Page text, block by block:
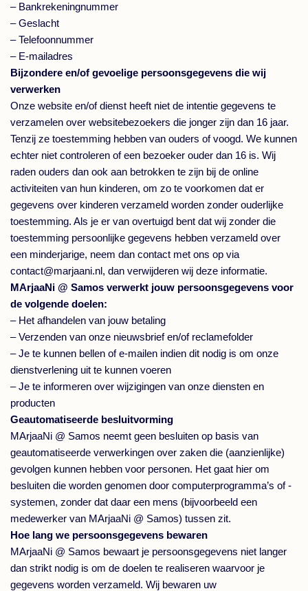
– Bankrekeningnummer
– Geslacht
– Telefoonnummer
– E-mailadres
Bijzondere en/of gevoelige persoonsgegevens die wij
verwerken
Onze website en/of dienst heeft niet de intentie gegevens te
verzamelen over websitebezoekers die jonger zijn dan 16 jaar.
Tenzij ze toestemming hebben van ouders of voogd. We kunnen
echter niet controleren of een bezoeker ouder dan 16 is. Wij
raden ouders dan ook aan betrokken te zijn bij de online
activiteiten van hun kinderen, om zo te voorkomen dat er
gegevens over kinderen verzameld worden zonder ouderlijke
toestemming. Als je er van overtuigd bent dat wij zonder die
toestemming persoonlijke gegevens hebben verzameld over
een minderjarige, neem dan contact met ons op via
contact@marjaani.nl, dan verwijderen wij deze informatie.
MArjaaNi @ Samos verwerkt jouw persoonsgegevens voor
de volgende doelen:
– Het afhandelen van jouw betaling
– Verzenden van onze nieuwsbrief en/of reclamefolder
– Je te kunnen bellen of e-mailen indien dit nodig is om onze
dienstverlening uit te kunnen voeren
– Je te informeren over wijzigingen van onze diensten en
producten
Geautomatiseerde besluitvorming
MArjaaNi @ Samos neemt geen besluiten op basis van
geautomatiseerde verwerkingen over zaken die (aanzienlijke)
gevolgen kunnen hebben voor personen. Het gaat hier om
besluiten die worden genomen door computerprogramma’s of -
systemen, zonder dat daar een mens (bijvoorbeeld een
medewerker van MArjaaNi @ Samos) tussen zit.
Hoe lang we persoonsgegevens bewaren
MArjaaNi @ Samos bewaart je persoonsgegevens niet langer
dan strikt nodig is om de doelen te realiseren waarvoor je
gegevens worden verzameld. Wij bewaren uw